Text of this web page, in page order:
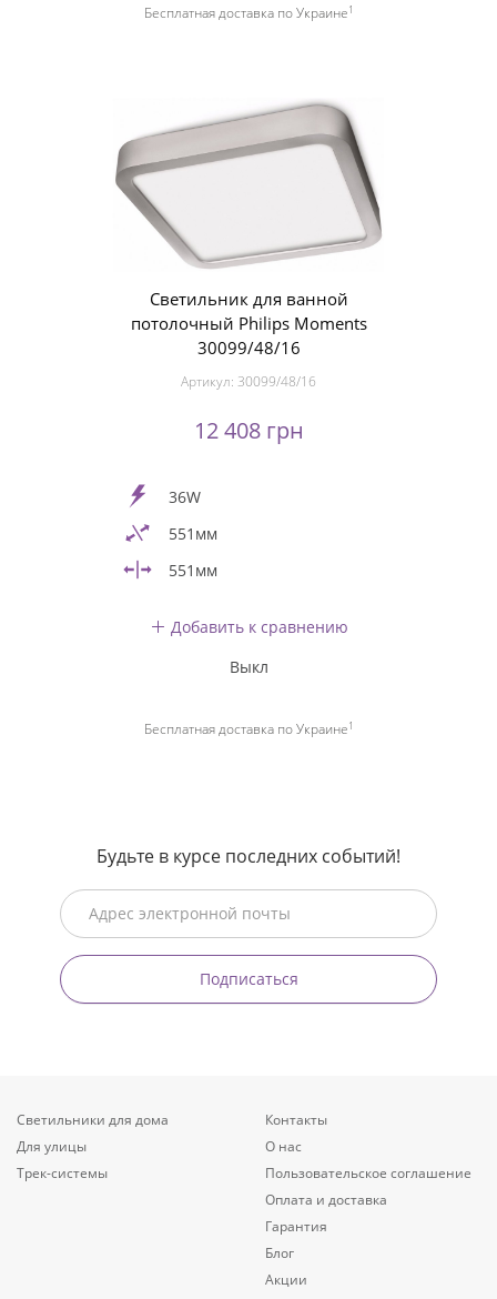
Бесплатная доставка по Украине1
Светильник для ванной
потолочный Philips Moments
30099/48/16
Артикул: 30099/48/16
12 408 грн
36W
551мм
551мм
Добавить к сравнению
Выкл
Бесплатная доставка по Украине1
Будьте в курсе последних событий!
Подписаться
Светильники для дома
Для улицы
Трек-системы
Контакты
О нас
Пользовательское соглашение
Оплата и доставка
Гарантия
Блог
Акции